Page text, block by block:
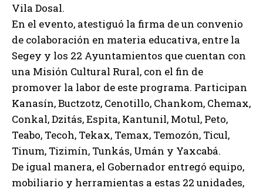
Vila Dosal.
En el evento, atestiguó la firma de un convenio
de colaboración en materia educativa, entre la
Segey y los 22 Ayuntamientos que cuentan con
una Misión Cultural Rural, con el fin de
promover la labor de este programa. Participan
Kanasín, Buctzotz, Cenotillo, Chankom, Chemax,
Conkal, Dzitás, Espita, Kantunil, Motul, Peto,
Teabo, Tecoh, Tekax, Temax, Temozón, Ticul,
Tinum, Tizimín, Tunkás, Umán y Yaxcabá.
De igual manera, el Gobernador entregó equipo,
mobiliario y herramientas a estas 22 unidades,